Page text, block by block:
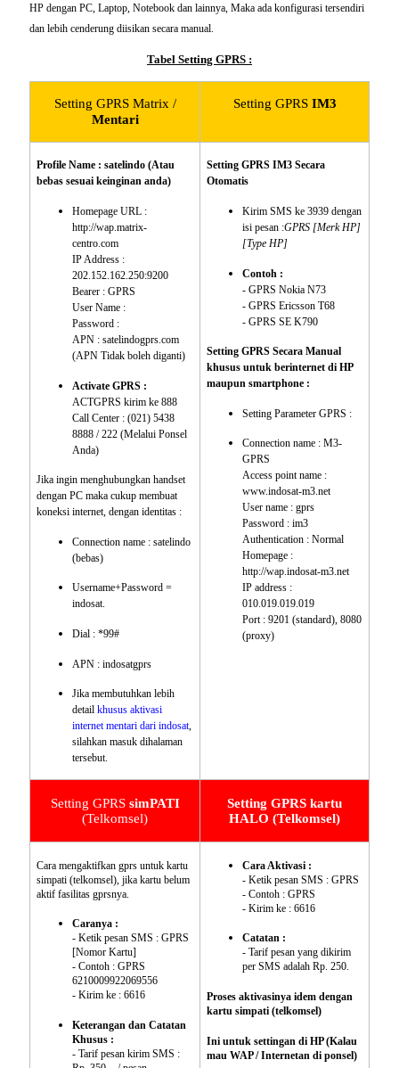
HP dengan PC, Laptop, Notebook dan lainnya, Maka ada konfigurasi tersendiri
dan lebih cenderung diisikan secara manual.
Tabel Setting GPRS :
Setting GPRS Matrix /
Mentari
Setting GPRS IM3
Profile Name : satelindo (Atau
bebas sesuai keinginan anda)
Homepage URL :
http://wap.matrix-
centro.com
IP Address :
202.152.162.250:9200
Bearer : GPRS
User Name :
Password :
APN : satelindogprs.com
(APN Tidak boleh diganti)
Activate GPRS :
ACTGPRS kirim ke 888
Call Center : (021) 5438
8888 / 222 (Melalui Ponsel
Anda)
Jika ingin menghubungkan handset
dengan PC maka cukup membuat
koneksi internet, dengan identitas :
Connection name : satelindo
(bebas)
Username+Password =
indosat.
Dial : *99#
APN : indosatgprs
Jika membutuhkan lebih
detailkhusus aktivasi
internet mentari dari indosat,
silahkan masuk dihalaman
tersebut.
Setting GPRS IM3 Secara
Otomatis
Kirim SMS ke 3939 dengan
isi pesan :GPRS [Merk HP]
[Type HP]
Contoh :
- GPRS Nokia N73
- GPRS Ericsson T68
- GPRS SE K790
Setting GPRS Secara Manual
khusus untuk berinternet di HP
maupun smartphone :
Setting Parameter GPRS :
Connection name : M3-
GPRS
Access point name :
www.indosat-m3.net
User name : gprs
Password : im3
Authentication : Normal
Homepage :
http://wap.indosat-m3.net
IP address :
010.019.019.019
Port : 9201 (standard), 8080
(proxy)
Setting GPRS simPATI
(Telkomsel)
Setting GPRS kartu
HALO (Telkomsel)
Cara mengaktifkan gprs untuk kartu
simpati (telkomsel), jika kartu belum
aktif fasilitas gprsnya.
Caranya :
- Ketik pesan SMS : GPRS
[Nomor Kartu]
- Contoh : GPRS
6210009922069556
- Kirim ke : 6616
Keterangan dan Catatan
Khusus :
- Tarif pesan kirim SMS :
Cara Aktivasi :
- Ketik pesan SMS : GPRS
- Contoh : GPRS
- Kirim ke : 6616
Catatan :
- Tarif pesan yang dikirim
per SMS adalah Rp. 250.
Proses aktivasinya idem dengan
kartu simpati (telkomsel)
Ini untuk settingan di HP (Kalau
mau WAP / Internetan di ponsel)